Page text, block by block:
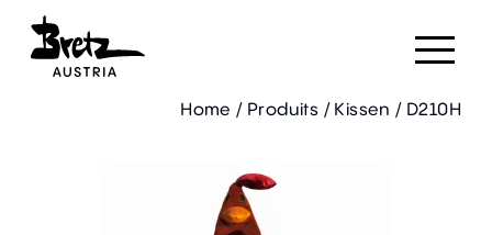
Home / Produits / Kissen / D210H